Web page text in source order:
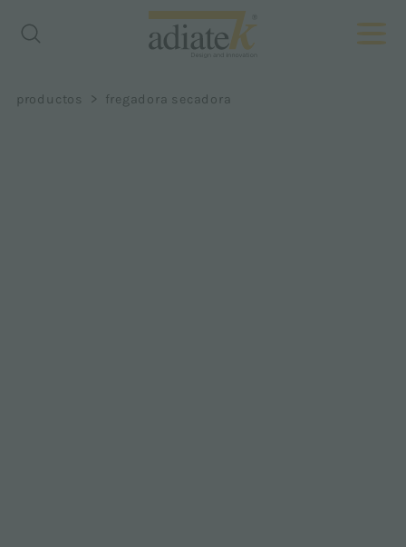
productos > fregadora secadora